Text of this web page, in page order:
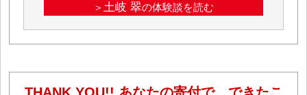
＞ 土岐 翠の体験談を読む